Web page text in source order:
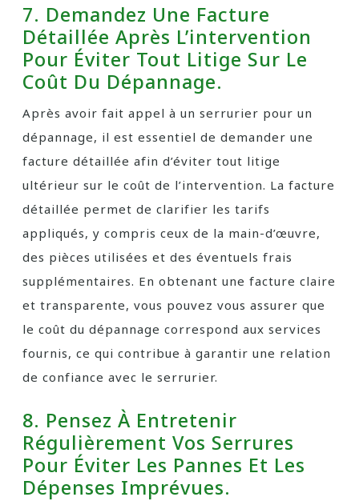
7. Demandez Une Facture
Détaillée Après L’intervention
Pour Éviter Tout Litige Sur Le
Coût Du Dépannage.
Après avoir fait appel à un serrurier pour un
dépannage, il est essentiel de demander une
facture détaillée afin d’éviter tout litige
ultérieur sur le coût de l’intervention. La facture
détaillée permet de clarifier les tarifs
appliqués, y compris ceux de la main-d’œuvre,
des pièces utilisées et des éventuels frais
supplémentaires. En obtenant une facture claire
et transparente, vous pouvez vous assurer que
le coût du dépannage correspond aux services
fournis, ce qui contribue à garantir une relation
de confiance avec le serrurier.
8. Pensez À Entretenir
Régulièrement Vos Serrures
Pour Éviter Les Pannes Et Les
Dépenses Imprévues.